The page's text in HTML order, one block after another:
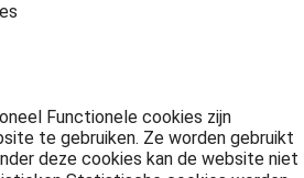
Functionele cookies zijn
te gebruiken. Ze worden gebruikt
deze cookies kan de website niet